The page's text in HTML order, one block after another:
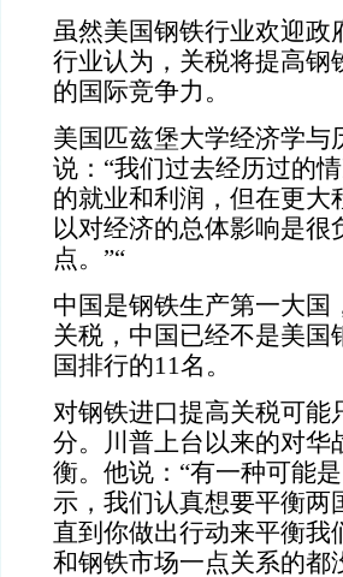
虽然美国钢铁行业欢迎
行业认为，关税将提高钢
的国际竞争力。
美国匹兹堡大学经济学与
说：“我们过去经历过的
的就业和利润，但在更大
以对经济的总体影响是
点。”“
中国是钢铁生产第一大国
关税，中国已经不是美国
国排行的11名。
对钢铁进口提高关税可能
分。
川普上台以来的对
衡。他说：“有一种可能
示，我们认真想要平衡两
直到你做出行动来平衡我
和钢铁市场一点关系的都